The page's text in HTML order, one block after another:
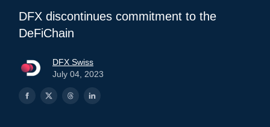
DFX discontinues commitment to the
DeFiChain
DFX Swiss
July 04, 2023